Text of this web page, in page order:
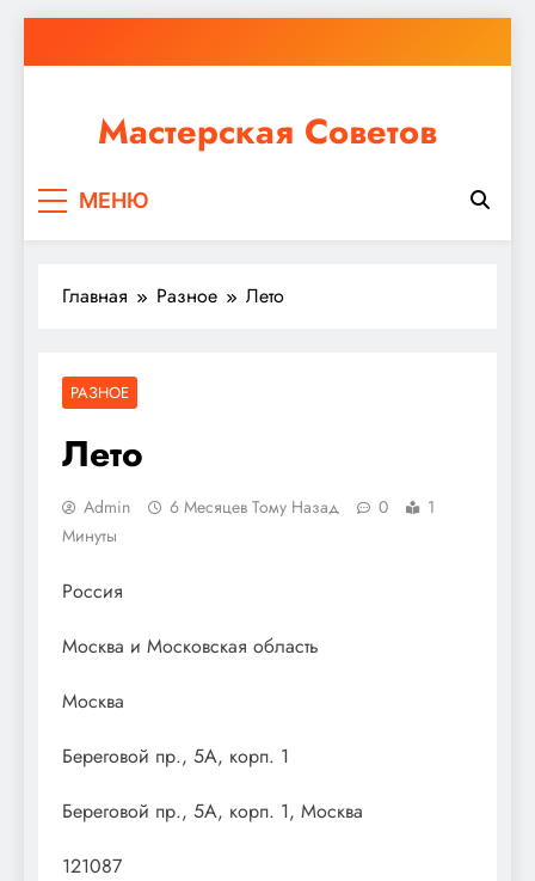
к
Мастерская Советов
ремонт или крупное строительство, в Мастерской
МЕНЮ
Главная Разное Лето
РАЗНОЕ
Лето
Admin 6 Месяцев Тому Назад 0
1
Минуты
Россия
Москва и Московская область
Москва
Береговой пр., 5А, корп. 1
Береговой пр., 5А, корп. 1, Москва
121087